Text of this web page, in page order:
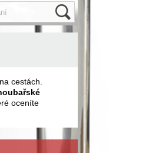
cestách.
oceníte